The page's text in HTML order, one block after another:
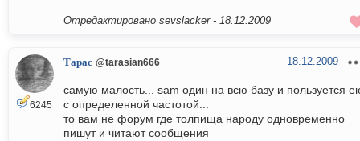
Отредактировано sevslacker - 18.12.2009
6245
Тарас @tarasian666 18.12.2009
самую малость... sam один на всю базу и пользуется
с определенной частотой...
то вам не форум где толпища народу одновременно
пишут и читают сообщения